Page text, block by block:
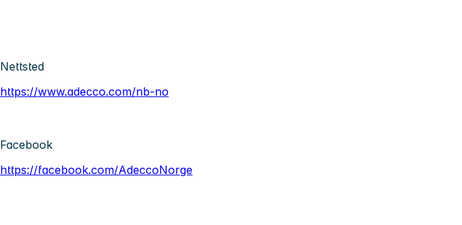
Nettsted
https://www.adecco.com/nb-no
Facebook
https://facebook.com/AdeccoNorge